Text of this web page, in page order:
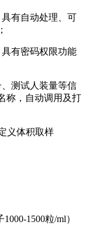
有自动处理、可
有密码权限功能
测试人装量等信
称，自动调用及打
义体积取样
1500粒/ml）